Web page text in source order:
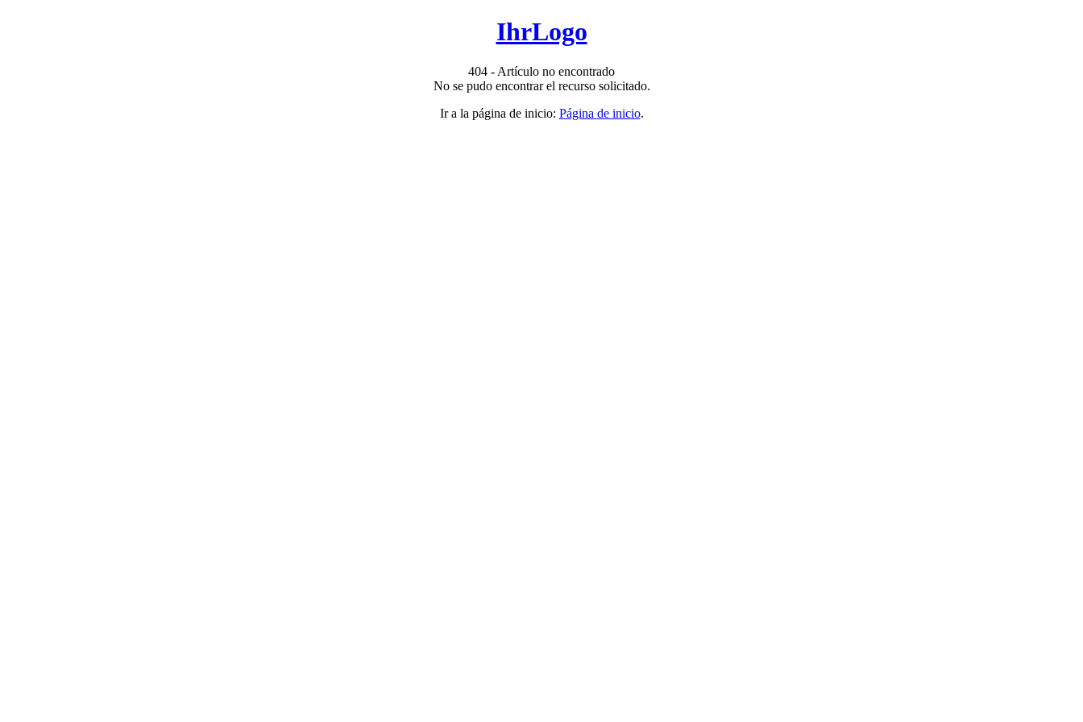
IhrLogo
404 - Artículo no encontrado
No se pudo encontrar el recurso solicitado.
Ir a la página de inicio: Página de inicio.